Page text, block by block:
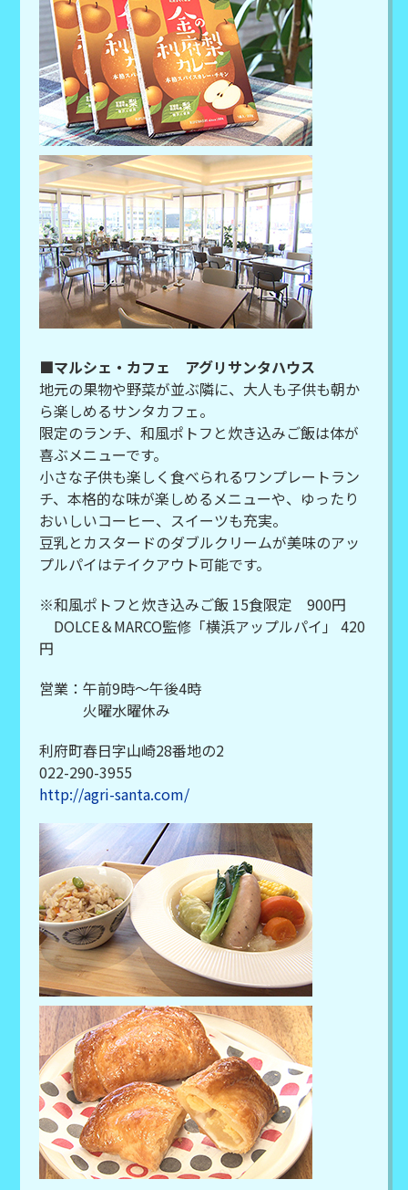
■マルシェ・カフェ アグリサンタハウス
地元の果物や野菜が並ぶ隣に、大人も子供も朝か
ら楽しめるサンタカフェ。
限定のランチ、和風ポトフと炊き込みご飯は体が
喜ぶメニューです。
小さな子供も楽しく食べられるワンプレートラン
チ、本格的な味が楽しめるメニューや、ゆったり
おいしいコーヒー、スイーツも充実。
豆乳とカスタードのダブルクリームが美味のアッ
プルパイはテイクアウト可能です。
※和風ポトフと炊き込みご飯 15食限定 900円
DOLCE＆MARCO監修「横浜アップルパイ」 420
円
営業：午前9時～午後4時
火曜水曜休み
利府町春日字山崎28番地の2
022-290-3955
http://agri-santa.com/